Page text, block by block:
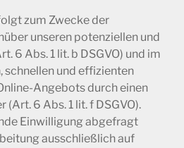
zum Zwecke der
unseren potenziellen und
6 Abs. 1 lit. b DSGVO) und im
schnellen und effizienten
Angebots durch einen
6 Abs. 1 lit. f DSGVO).
Einwilligung abgefragt
ausschließlich auf